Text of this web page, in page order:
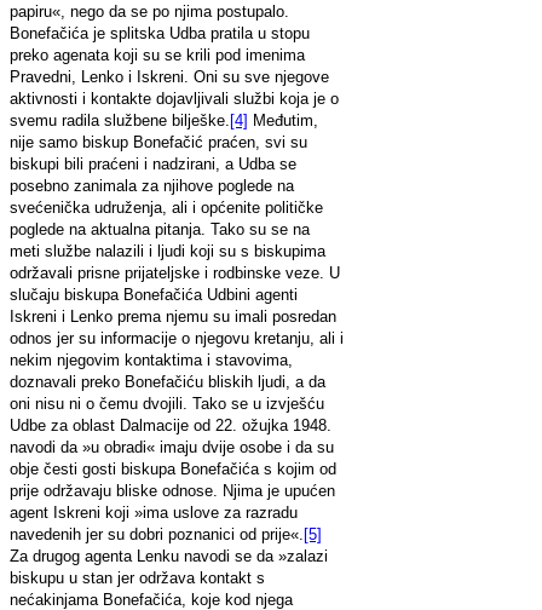
papiru«, nego da se po njima postupalo.
Bonefačića je splitska Udba pratila u stopu
preko agenata koji su se krili pod imenima
Pravedni, Lenko i Iskreni. Oni su sve njegove
aktivnosti i kontakte dojavljivali službi koja je o
svemu radila službene bilješke. [4] Međutim,
nije samo biskup Bonefačić praćen, svi su
biskupi bili praćeni i nadzirani, a Udba se
posebno zanimala za njihove poglede na
svećenička udruženja, ali i općenite političke
poglede na aktualna pitanja. Tako su se na
meti službe nalazili i ljudi koji su s biskupima
održavali prisne prijateljske i rodbinske veze. U
slučaju biskupa Bonefačića Udbini agenti
Iskreni i Lenko prema njemu su imali posredan
odnos jer su informacije o njegovu kretanju, ali i
nekim njegovim kontaktima i stavovima,
doznavali preko Bonefačiću bliskih ljudi, a da
oni nisu ni o čemu dvojili. Tako se u izvješću
Udbe za oblast Dalmacije od 22. ožujka 1948.
navodi da »u obradi« imaju dvije osobe i da su
obje česti gosti biskupa Bonefačića s kojim od
prije održavaju bliske odnose. Njima je upućen
agent Iskreni koji »ima uslove za razradu
navedenih jer su dobri poznanici od prije«. [5]
Za drugog agenta Lenku navodi se da »zalazi
biskupu u stan jer održava kontakt s
nećakinjama Bonefačića, koje kod njega